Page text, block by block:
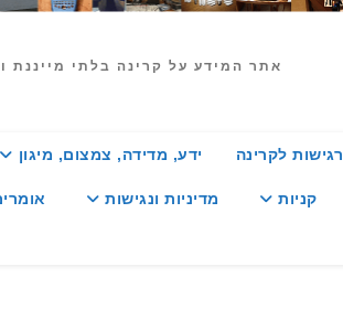
אתר המידע על קרינה בלתי מייננת
רגישות לקרינה ידע, מדידה, צמצום, מיגון
קניות מדיניות ונגישות